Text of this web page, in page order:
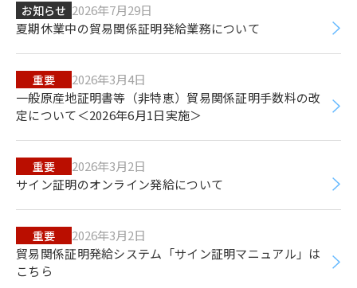
お知らせ 2026年7月29日
夏期休業中の貿易関係証明発給業務について
重要
2026年3月4日
一般原産地証明書等（非特恵）貿易関係証明手数料の改
定について＜2026年6月1日実施＞
重要
2026年3月2日
サイン証明のオンライン発給について
重要
2026年3月2日
貿易関係証明発給システム「サイン証明マニュアル」は
こちら